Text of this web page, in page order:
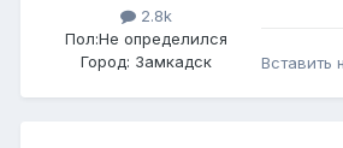
2.8k
Пол:Не определился
Город: Замкадск Вставить